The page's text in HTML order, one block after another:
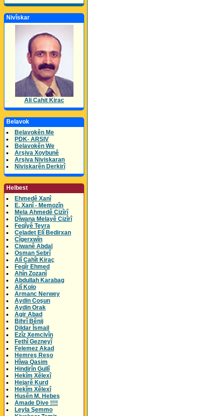
Nivîskar
Ali Cahit Kirac
Belavok
Belavokên Me
PDK- ARSIV
Belavokên We
Arşiva Xoybunê
Arşiva Niviskaran
Niviskarên Derkirî
Helbest
Ehmedê Xanî
E. Xanî - Memozîn
Mela Ahmedê Cizîrî
Dîwana Melayê Cizîrî
Feqîyê Teyra
Celadet Elî Bedirxan
Cîgerxwîn
Ciwanê Abdal
Osman Sebrî
Alî Cahît Kiraç
Feqîr Ehmed
Ahîn Zozanî
Abdullah Karabag
Alî Kolo
Armanc Nerwey
Aydin Coşun
Aydin Orak
Agir Abad
Bihrî Bênij
Dildar Îsmail
Ezîz Xemcivîn
Fethî Gezneyî
Felemez Akad
Hemreş Reşo
Hîwa Qasim
Hindirîn Gullî
Hekîm Xêlexî
Hejarê Kurd
Hekîm Xêlexî
Husên M. Hebeş
Amade Dive !!!!
Leyla Şemmo